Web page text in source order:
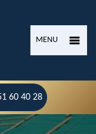
MENU
60 40 28